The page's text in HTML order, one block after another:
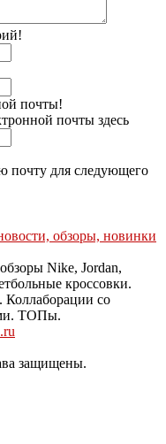
почты!
почты здесь
почту для следующего
Nike, Jordan,
кроссовки.
со
ТОПы.
защищены.